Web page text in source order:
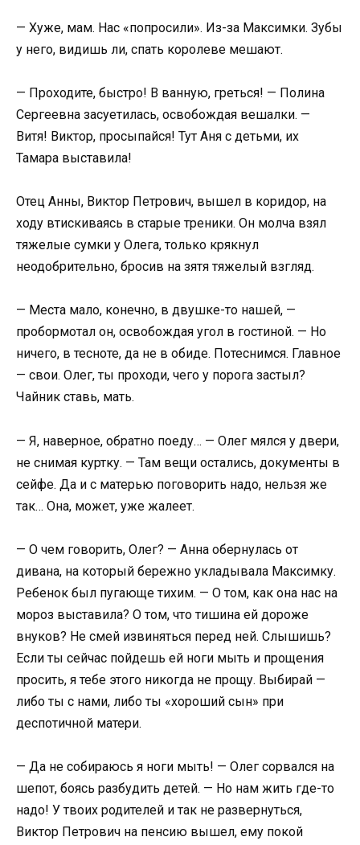
— Хуже, мам. Нас «попросили». Из-за Максимки. Зубы
у него, видишь ли, спать королеве мешают.
— Проходите, быстро! В ванную, греться! — Полина
Сергеевна засуетилась, освобождая вешалки. —
Витя! Виктор, просыпайся! Тут Аня с детьми, их
Тамара выставила!
Отец Анны, Виктор Петрович, вышел в коридор, на
ходу втискиваясь в старые треники. Он молча взял
тяжелые сумки у Олега, только крякнул
неодобрительно, бросив на зятя тяжелый взгляд.
— Места мало, конечно, в двушке-то нашей, —
пробормотал он, освобождая угол в гостиной. — Но
ничего, в тесноте, да не в обиде. Потеснимся. Главное
— свои. Олег, ты проходи, чего у порога застыл?
Чайник ставь, мать.
— Я, наверное, обратно поеду… — Олег мялся у двери,
не снимая куртку. — Там вещи остались, документы в
сейфе. Да и с матерью поговорить надо, нельзя же
так… Она, может, уже жалеет.
— О чем говорить, Олег? — Анна обернулась от
дивана, на который бережно укладывала Максимку.
Ребенок был пугающе тихим. — О том, как она нас на
мороз выставила? О том, что тишина ей дороже
внуков? Не смей извиняться перед ней. Слышишь?
Если ты сейчас пойдешь ей ноги мыть и прощения
просить, я тебе этого никогда не прощу. Выбирай —
либо ты с нами, либо ты «хороший сын» при
деспотичной матери.
— Да не собираюсь я ноги мыть! — Олег сорвался на
шепот, боясь разбудить детей. — Но нам жить где-то
надо! У твоих родителей и так не развернуться,
Виктор Петрович на пенсию вышел, ему покой